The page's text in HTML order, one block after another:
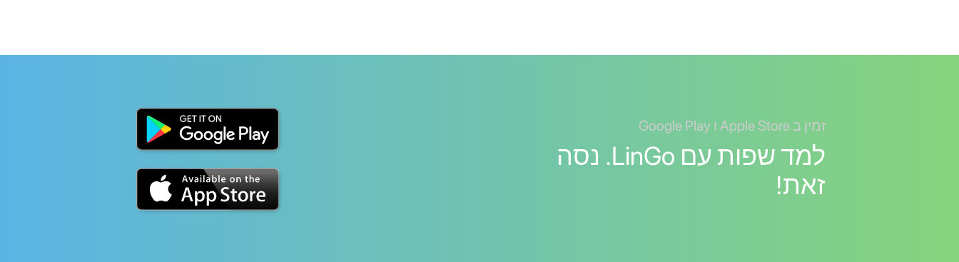
זמין ב Apple Store ו Google Play
למד שפות עם LinGo. נסה
זאת!